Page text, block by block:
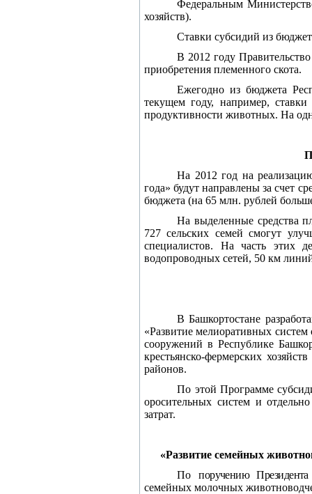
Федеральным
хозяйств).
Ставки субсидий из
В 2012 году
приобретения племенного скота.
Ежегодно из бюджета
текущем году, например,
продуктивности животных. На
На 2012 год на
года» будут направлены за счет
бюджета (на 65 млн. рублей
На выделенные средства
727 сельских семей смогут
специалистов. На часть этих
водопроводных сетей, 50 км
В Башкортостане
«Развитие мелиоративных
сооружений в Республике
крестьянско-фермерских
районов.
По этой Программе
оросительных систем и
затрат.
«Развитие семейных
По поручению
семейных молочных